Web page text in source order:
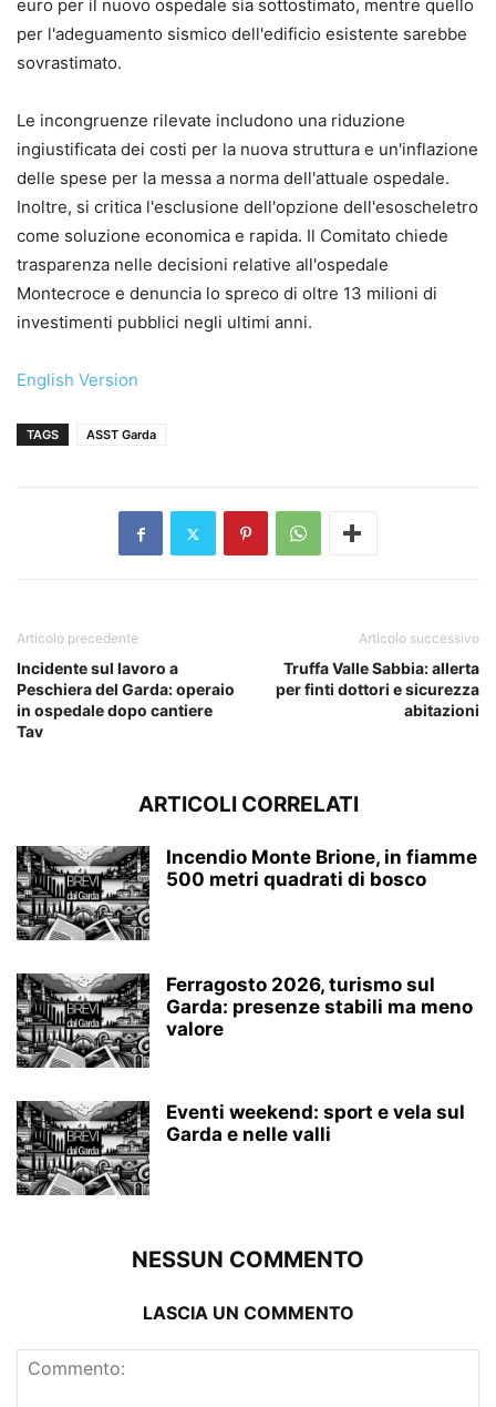
euro per il nuovo ospedale sia sottostimato, mentre quello
per l'adeguamento sismico dell'edificio esistente sarebbe
sovrastimato.
Le incongruenze rilevate includono una riduzione
ingiustificata dei costi per la nuova struttura e un'inflazione
delle spese per la messa a norma dell'attuale ospedale.
Inoltre, si critica l'esclusione dell'opzione dell'esoscheletro
come soluzione economica e rapida. Il Comitato chiede
trasparenza nelle decisioni relative all'ospedale
Montecroce e denuncia lo spreco di oltre 13 milioni di
investimenti pubblici negli ultimi anni.
English Version
TAGS ASST Garda
Articolo precedente
Incidente sul lavoro a
Peschiera del Garda: operaio
in ospedale dopo cantiere
Tav
Articolo successivo
Truffa Valle Sabbia: allerta
per finti dottori e sicurezza
abitazioni
ARTICOLI CORRELATI
Incendio Monte Brione, in fiamme
500 metri quadrati di bosco
Ferragosto 2026, turismo sul
Garda: presenze stabili ma meno
valore
Eventi weekend: sport e vela sul
Garda e nelle valli
NESSUN COMMENTO
LASCIA UN COMMENTO